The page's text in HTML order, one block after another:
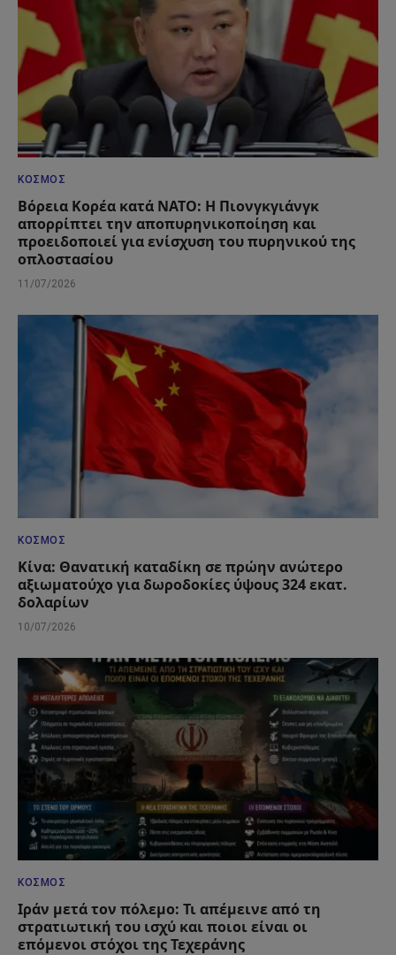
ΚΌΣΜΟΣ
Βόρεια Κορέα κατά ΝΑΤΟ: Η Πιονγκγιάνγκ
απορρίπτει την αποπυρηνικοποίηση και
προειδοποιεί για ενίσχυση του πυρηνικού της
οπλοστασίου
11/07/2026
ΚΌΣΜΟΣ
Κίνα: Θανατική καταδίκη σε πρώην ανώτερο
αξιωματούχο για δωροδοκίες ύψους 324 εκατ.
δολαρίων
10/07/2026
ΚΌΣΜΟΣ
Ιράν μετά τον πόλεμο: Τι απέμεινε από τη
στρατιωτική του ισχύ και ποιοι είναι οι
επόμενοι στόχοι της Τεχεράνης